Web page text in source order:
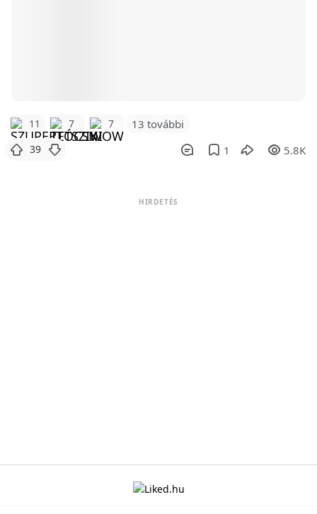
11 7 7 13 további
39 1 5.8K
HIRDETÉS